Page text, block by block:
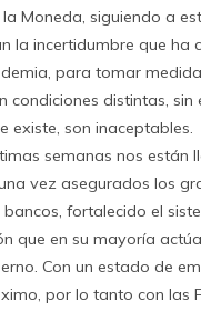
Moneda, siguiendo a
la incertidumbre que ha
para tomar
condiciones distintas, sin
existe, son inaceptables.
semanas nos están
vez asegurados los
fortalecido el
que en su mayoría
Con un estado de
por lo tanto con las